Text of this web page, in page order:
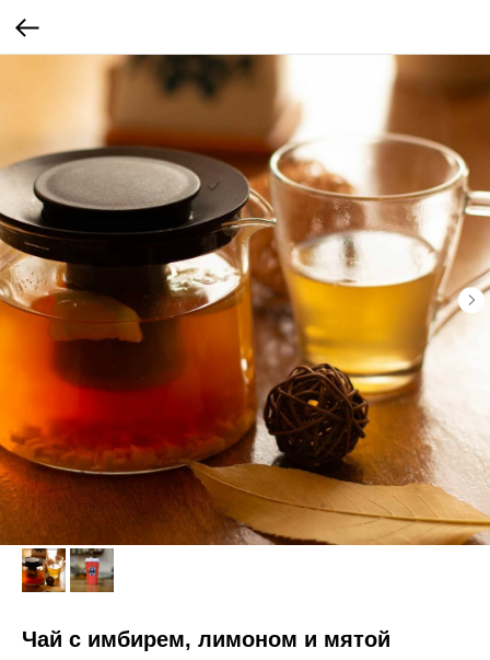
Чай с имбирем, лимоном и мятой